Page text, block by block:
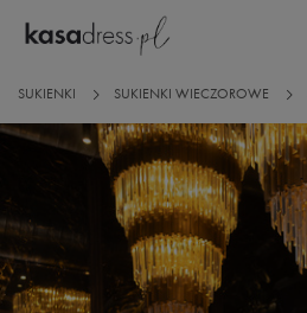
SUKIENKI SUKIENKI WIECZOROWE